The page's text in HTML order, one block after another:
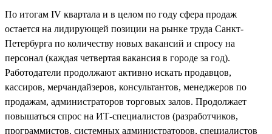
По итогам IV квартала и в целом по году сфера продаж
остается на лидирующей позиции на рынке труда Санкт-
Петербурга по количеству новых вакансий и спросу на
персонал (каждая четвертая вакансия в городе за год).
Работодатели продолжают активно искать продавцов,
кассиров, мерчандайзеров, консультантов, менеджеров по
продажам, администраторов торговых залов. Продолжает
повышаться спрос на ИТ-специалистов (разработчиков,
программистов, системных администраторов, специалистов